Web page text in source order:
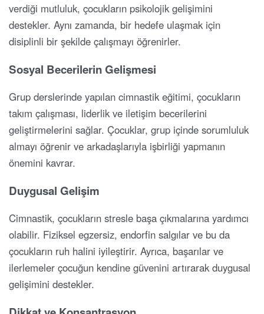
verdiği mutluluk, çocukların psikolojik gelişimini
destekler. Aynı zamanda, bir hedefe ulaşmak için
disiplinli bir şekilde çalışmayı öğrenirler.
Sosyal Becerilerin Gelişmesi
Grup derslerinde yapılan cimnastik eğitimi, çocukların
takım çalışması, liderlik ve iletişim becerilerini
geliştirmelerini sağlar. Çocuklar, grup içinde sorumluluk
almayı öğrenir ve arkadaşlarıyla işbirliği yapmanın
önemini kavrar.
Duygusal Gelişim
Cimnastik, çocukların stresle başa çıkmalarına yardımcı
olabilir. Fiziksel egzersiz, endorfin salgılar ve bu da
çocukların ruh halini iyileştirir. Ayrıca, başarılar ve
ilerlemeler çocuğun kendine güvenini artırarak duygusal
gelişimini destekler.